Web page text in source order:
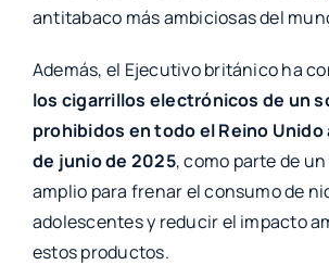
antitabaco más ambiciosas del
Además, el Ejecutivo británico ha
los cigarrillos electrónicos de un
prohibidos en todo el Reino Unido
de junio de 2025, como parte de
amplio para frenar el consumo de
adolescentes y reducir el impacto
estos productos.